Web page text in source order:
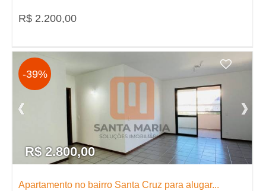
R$ 2.200,00
-39%
R$ 2.800,00
Apartamento no bairro Santa Cruz para alugar...